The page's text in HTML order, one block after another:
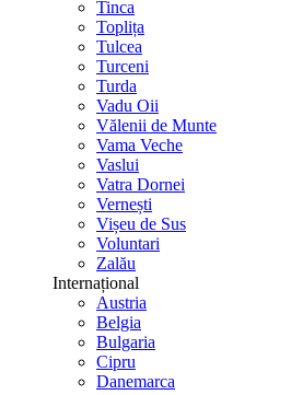
Tinca
Toplița
Tulcea
Turceni
Turda
Vadu Oii
Vălenii de Munte
Vama Veche
Vaslui
Vatra Dornei
Vernești
Vișeu de Sus
Voluntari
Zalău
Internațional
Austria
Belgia
Bulgaria
Cipru
Danemarca